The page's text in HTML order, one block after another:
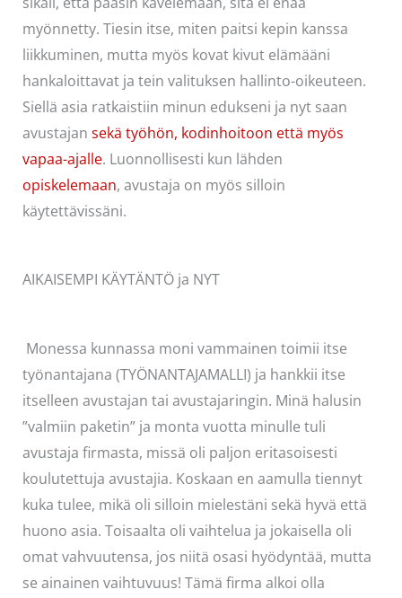
myönnetty. Tiesin itse, miten paitsi kepin kanssa
liikkuminen, mutta myös kovat kivut elämääni
hankaloittavat ja tein valituksen hallinto-oikeuteen.
Siellä asia ratkaistiin minun edukseni ja nyt saan
avustajan sekä työhön, kodinhoitoon että myös
vapaa-ajalle. Luonnollisesti kun lähden
opiskelemaan, avustaja on myös silloin
käytettävissäni.
AIKAISEMPI KÄYTÄNTÖ ja NYT
Monessa kunnassa moni vammainen toimii itse
työnantajana (TYÖNANTAJAMALLI) ja hankkii itse
itselleen avustajan tai avustajaringin. Minä halusin
”valmiin paketin” ja monta vuotta minulle tuli
avustaja firmasta, missä oli paljon eritasoisesti
koulutettuja avustajia. Koskaan en aamulla tiennyt
kuka tulee, mikä oli silloin mielestäni sekä hyvä että
huono asia. Toisaalta oli vaihtelua ja jokaisella oli
omat vahvuutensa, jos niitä osasi hyödyntää, mutta
se ainainen vaihtuvuus! Tämä firma alkoi olla